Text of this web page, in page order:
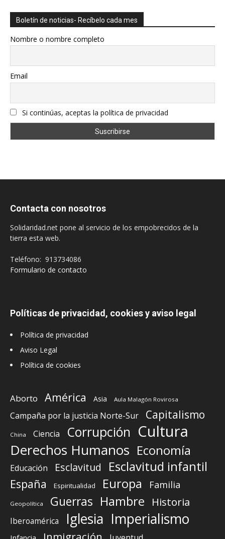
Boletín de noticias- Recíbelo cada mes
Nombre o nombre completo
Email
Si continúas, aceptas la política de privacidad
Contacta con nosotros
Solidaridad.net pone al servicio de los empobrecidos de la
tierra esta web.
Teléfono: 913734086
Formulario de contacto
Políticas de privacidad, cookies y aviso legal
Política de privacidad
Aviso Legal
Política de cookies
Aborto América Asia Aula Malagón Rovirosa
Campaña por la justicia Norte-Sur Capitalismo
China Ciencia Corrupción Cultura
Derechos Humanos Economía
Educación Esclavitud Esclavitud infantil
España Espiritualidad Europa Familia
Geopolítica Guerras Hambre Historia
Iberoamérica Iglesia Imperialismo